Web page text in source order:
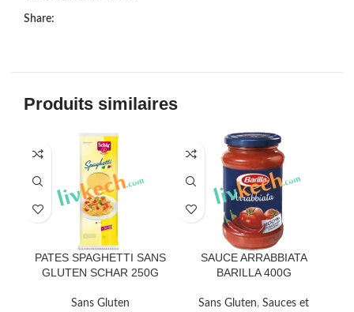
Share:
Produits similaires
PATES SPAGHETTI SANS
GLUTEN SCHAR 250G
Sans Gluten
SAUCE ARRABBIATA
BARILLA 400G
Sans Gluten, Sauces et